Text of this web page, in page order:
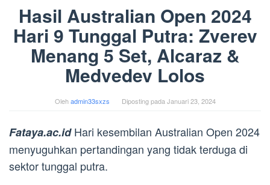
Hasil Australian Open 2024
Hari 9 Tunggal Putra: Zverev
Menang 5 Set, Alcaraz &
Medvedev Lolos
Olehadmin33sxzs Diposting pada Januari 23, 2024
Fataya.ac.idHari kesembilan Australian Open 2024
menyuguhkan pertandingan yang tidak terduga di
sektor tunggal putra.